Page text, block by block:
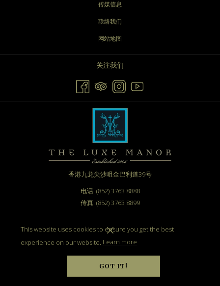
This website uses cookies to ensure you get the best
experience on our website. Learn more
GOT IT!
传媒信息
联络我们
网站地图
关注我们
香港九龙尖沙咀金巴利道39号
电话: (852) 3763 8888
传真: (852) 3763 8899